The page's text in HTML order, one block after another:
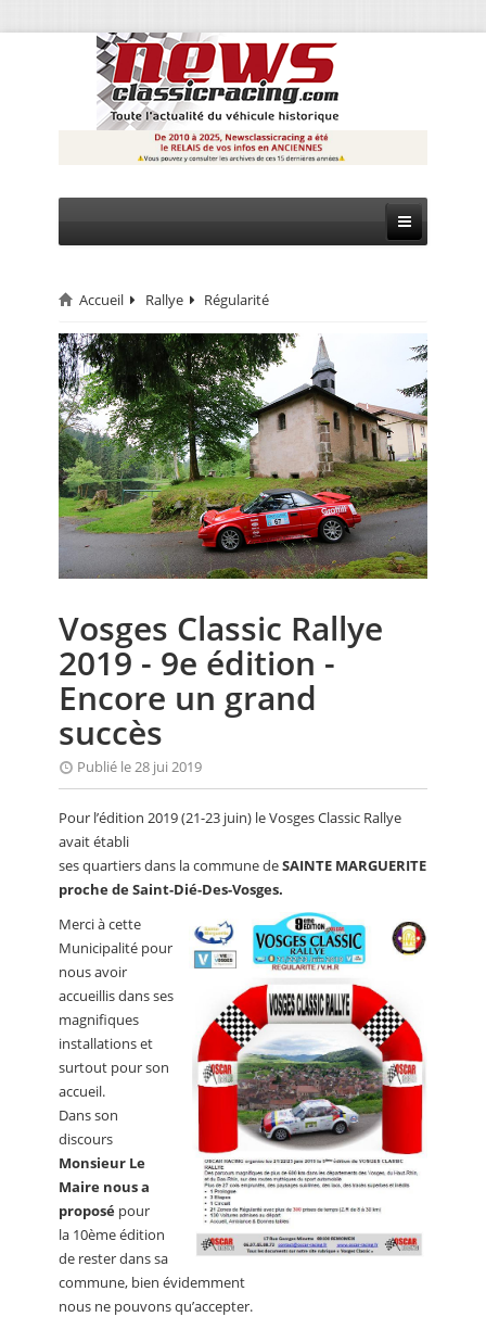
CIRCUIT
RALLYE
MONTAGNE
EVÈNEMENTS
CALENDRIER
FOCUS
ANNUAIRES
PETITES ANNONCES
Accueil Rallye Régularité
Vosges Classic Rallye
2019 - 9e édition -
Encore un grand
succès
Publié le 28 jui 2019
Pour l’édition 2019 (21-23 juin) le Vosges Classic Rallye
avait établi
ses quartiers dans la commune deSAINTE MARGUERITE
proche de Saint-Dié-Des-Vosges.
Merci à cette
Municipalité pour
nous avoir
accueillis dans ses
magnifiques
installations et
surtout pour son
accueil.
Dans son
discours
Monsieur Le
Maire nous a
proposé pour
la 10ème édition
de rester dans sa
commune, bien évidemment
nous ne pouvons qu’accepter.